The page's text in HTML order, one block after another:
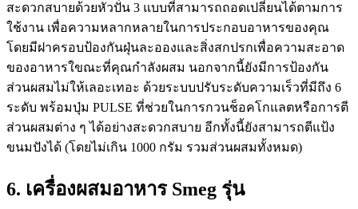
สะดวกสบายด้วยหัวปั่น 3 แบบที่สามารถถอดเปลี่ยนได้ตามการ
ใช้งาน เพื่อความหลากหลายในการประกอบอาหารของคุณ
โดยมีฝาครอบป้องกันฝุ่นละอองและสิ่งสกปรกเพื่อความสะอาด
ของอาหารใขณะที่คุณกำลังผสม นอกจากนี้ยังมีการป้องกัน
ส่วนผสมไม่ให้เลอะเทอะ ด้วยระบบปรับระดับความเร็วที่มีถึง 6
ระดับ พร้อมปุ่ม PULSE ที่ช่วยในการกวนช็อคโกแลตหรือการตี
ส่วนผสมต่าง ๆ ได้อย่างสะดวกสบาย อีกทั้งนี้ยังสามารถตีแป้ง
ขนมปังได้ (โดยไม่เกิน 1000 กรัม รวมส่วนผสมทั้งหมด)
6. เครื่องผสมอาหาร Smeg รุ่น